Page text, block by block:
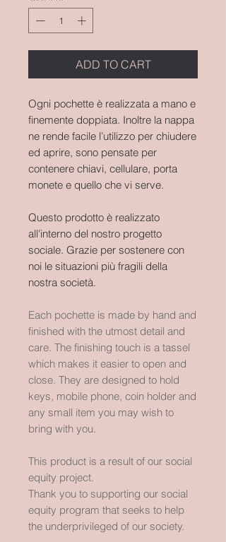
ADD TO CART
Ogni pochette è realizzata a mano e
finemente doppiata. Inoltre la nappa
ne rende facile l’utilizzo per chiudere
ed aprire, sono pensate per
contenere chiavi, cellulare, porta
monete e quello che vi serve.
Questo prodotto è realizzato
all'interno del nostro progetto
sociale. Grazie per sostenere con
noi le situazioni più fragili della
nostra società.
Each pochette is made by hand and
finished with the utmost detail and
care. The finishing touch is a tassel
which makes it easier to open and
close. They are designed to hold
keys, mobile phone, coin holder and
any small item you may wish to
bring with you.
This product is a result of our social
equity project.
Thank you to supporting our social
equity program that seeks to help
the underprivileged of our society.